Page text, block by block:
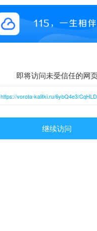
即将访问未受信任的网
https://vorota-kalitki.ru/6ybQ4e3/
继续访问